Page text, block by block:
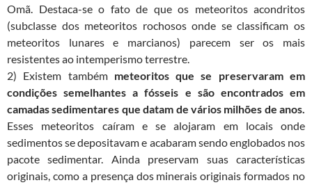
Omã. Destaca-se o fato de que os meteoritos acondritos
(subclasse dos meteoritos rochosos onde se classificam os
meteoritos lunares e marcianos) parecem ser os mais
resistentes ao intemperismo terrestre.
2) Existem também meteoritos que se preservaram em
condições semelhantes a fósseis e são encontrados em
camadas sedimentares que datam de vários milhões de anos.
Esses meteoritos caíram e se alojaram em locais onde
sedimentos se depositavam e acabaram sendo englobados nos
pacote sedimentar. Ainda preservam suas características
originais, como a presença dos minerais originais formados no